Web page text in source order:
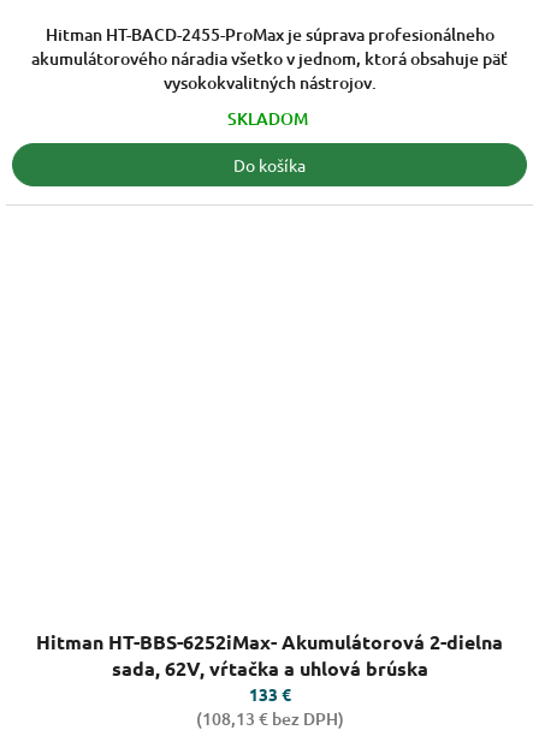
5
hviezdičiek.
Hitman HT-BACD-2455-ProMax je súprava profesionálneho
akumulátorového náradia všetko v jednom, ktorá obsahuje päť
vysokokvalitných nástrojov.
SKLADOM
Do košíka
hodnotenie
produktu
je
4,0
Hitman HT-BBS-6252iMax- Akumulátorová 2-dielna
sada, 62V, vŕtačka a uhlová brúska
133 €
(108,13 € bez DPH)